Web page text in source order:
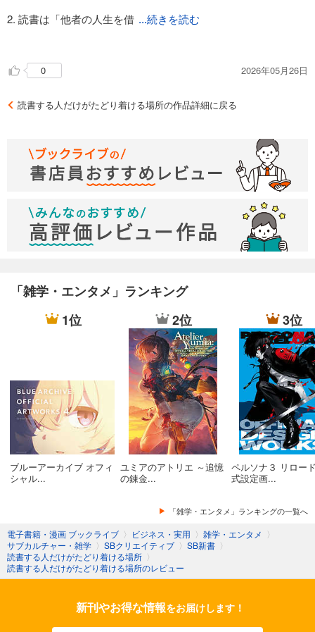
2. 読書は「他者の人生を借 ...続きを読む
自分の人生は一度きりで、経験できることには限界がある。読
書は、他人の成功・失敗・苦悩・発見を“追体験”できる。日本
→ 読書は、自分の想定外を想定内に変える装置。
自分の経験だけで判断すると、世界は狭くなる。本を通じて
「こんな考え方があったのか」と視野が広がる。その広がり
が、日常の選択や行動の質を変えていく。
→ 読書は、人生の選択肢を増やす。
0 2026年05月26日
読書する人だけがたどり着ける場所の作品詳細に戻る
「雑学・エンタメ」ランキング
1位
ブルーアーカイブ オフィ
シャル...
2位
ユミアのアトリエ ～追憶
の錬金...
3位
ペルソナ３ リロー
式設定画...
「雑学・エンタメ」ランキングの一覧へ
電子書籍・漫画 ブックライブ 〉 ビジネス・実用 〉 雑学・エンタメ 〉
サブカルチャー・雑学 〉 SBクリエイティブ 〉 SB新書 〉
読書する人だけがたどり着ける場所 〉
読書する人だけがたどり着ける場所のレビュー
新刊やお得な情報をお届けします！